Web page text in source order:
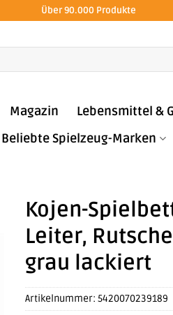
Über 90.000 Produkte
Magazin Lebensmittel &
Beliebte Spielzeug-Marken
Kojen-
Leiter,
grau lackiert
Artikelnummer:5420070239189